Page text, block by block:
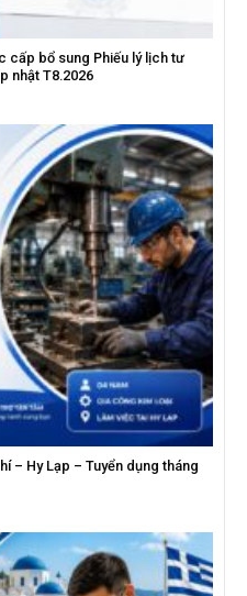
cấp bổ sung Phiếu lý lịch tư
nhật T8.2026
– Hy Lạp – Tuyển dụng tháng